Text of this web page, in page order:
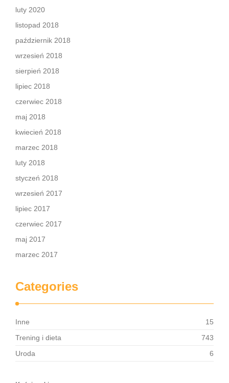
luty 2020
listopad 2018
październik 2018
wrzesień 2018
sierpień 2018
lipiec 2018
czerwiec 2018
maj 2018
kwiecień 2018
marzec 2018
luty 2018
styczeń 2018
wrzesień 2017
lipiec 2017
czerwiec 2017
maj 2017
marzec 2017
Categories
Inne
15
Trening i dieta
743
Uroda
6